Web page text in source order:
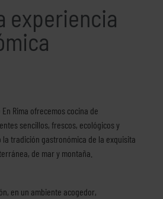
experiencia
Rima ofrecemos cocina de
sencillos, frescos, ecológicos y
tradición gastronómica de la exquisita
de mar y montaña.
en un ambiente acogedor,